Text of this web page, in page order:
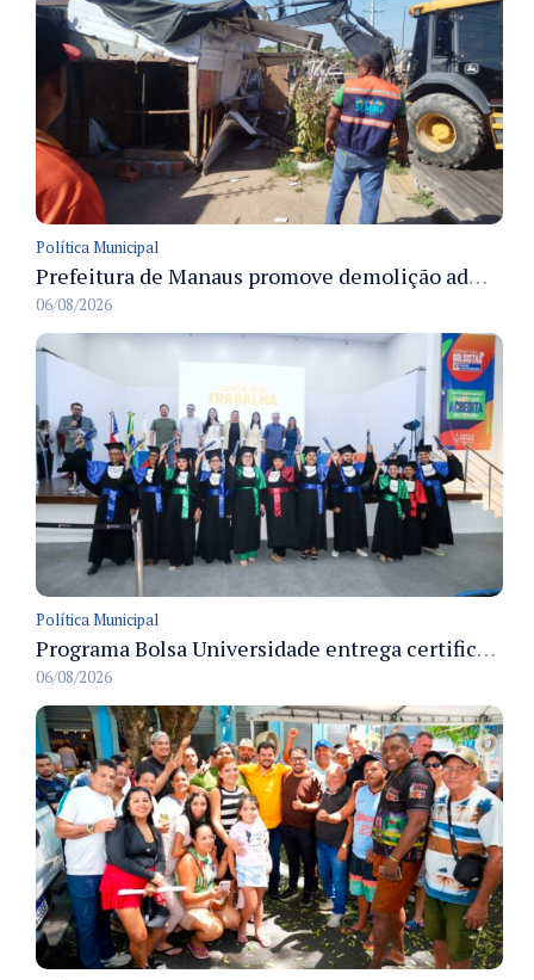
Política Municipal
Prefeitura de Manaus promove demolição administrativa de cinco estruturas que ocupavam calçada pública
06/08/2026
Política Municipal
Programa Bolsa Universidade entrega certificados a formandos em Manaus na sede do Executivo municipal
06/08/2026